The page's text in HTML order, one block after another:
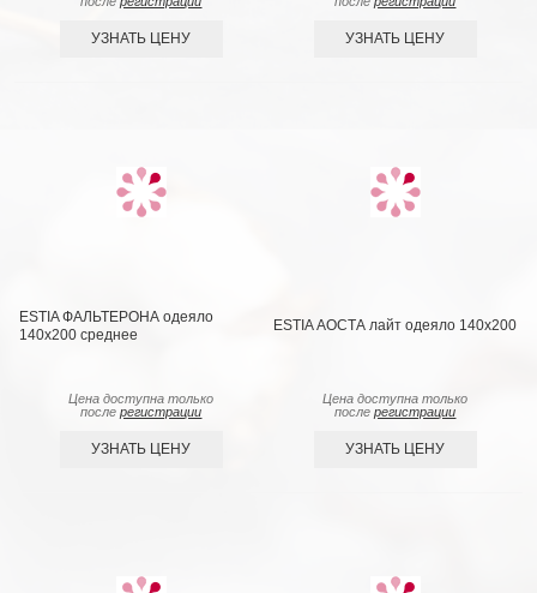
УЗНАТЬ ЦЕНУ УЗНАТЬ ЦЕНУ
ESTIA ФАЛЬТЕРОНА одеяло
140х200 среднее
Цена доступна только
послерегистрации
УЗНАТЬ ЦЕНУ
ESTIA АОСТА лайт одеяло 140x200
Цена доступна только
послерегистрации
УЗНАТЬ ЦЕНУ